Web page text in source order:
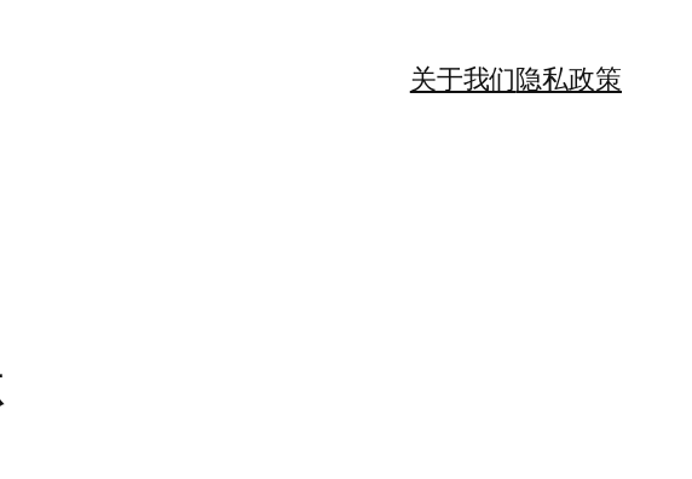
关于我们隐私政策